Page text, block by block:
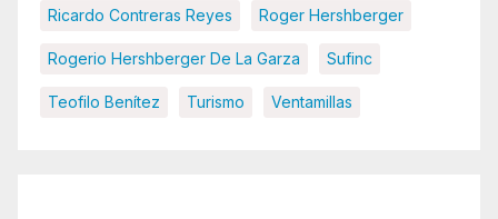
Ricardo Contreras Reyes Roger Hershberger
Rogerio Hershberger De La Garza Sufinc
Teofilo Benítez Turismo Ventamillas